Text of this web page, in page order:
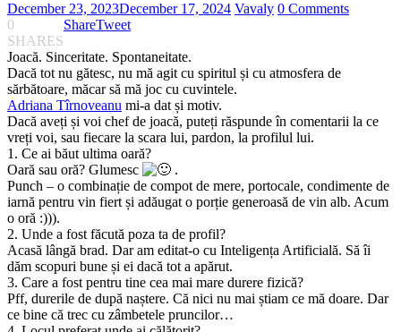
December 23, 2023December 17, 2024 Vavaly 0 Comments
0
SHARES
ShareTweet
Joacă. Sinceritate. Spontaneitate.
Dacă tot nu gătesc, nu mă agit cu spiritul și cu atmosfera de
sărbătoare, măcar să mă joc cu cuvintele.
Adriana Tîrnoveanu mi-a dat și motiv.
Dacă aveți și voi chef de joacă, puteți răspunde în comentarii la ce
vreți voi, sau fiecare la scara lui, pardon, la profilul lui.
1. Ce ai băut ultima oară?
Oară sau oră? Glumesc
.
Punch – o combinație de compot de mere, portocale, condimente de
iarnă pentru vin fiert și adăugat o porție generoasă de vin alb. Acum
o oră :))).
2. Unde a fost făcută poza ta de profil?
Acasă lângă brad. Dar am editat-o cu Inteligența Artificială. Să îi
dăm scopuri bune și ei dacă tot a apărut.
3. Care a fost pentru tine cea mai mare durere fizică?
Pff, durerile de după naștere. Că nici nu mai știam ce mă doare. Dar
ce bine că trec cu zâmbetele pruncilor…